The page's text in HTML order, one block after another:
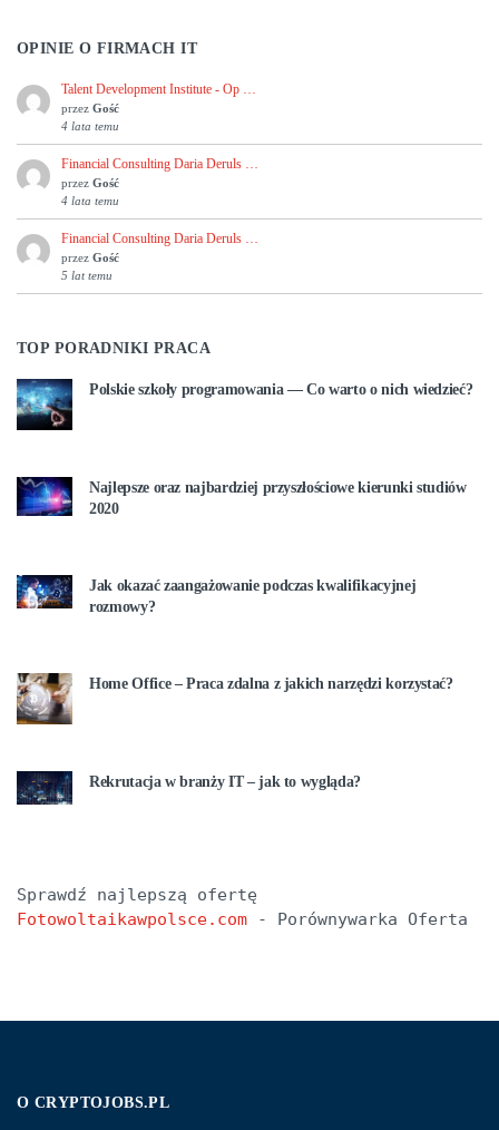
OPINIE O FIRMACH IT
Talent Development Institute - Op …
przez Gość
4 lata temu
Financial Consulting Daria Deruls …
przez Gość
4 lata temu
Financial Consulting Daria Deruls …
przez Gość
5 lat temu
TOP PORADNIKI PRACA
Polskie szkoły programowania — Co warto o nich wiedzieć?
Najlepsze oraz najbardziej przyszłościowe kierunki studiów
2020
Jak okazać zaangażowanie podczas kwalifikacyjnej
rozmowy?
Home Office – Praca zdalna z jakich narzędzi korzystać?
Rekrutacja w branży IT – jak to wygląda?
Fotowoltaikawpolsce.com - Porównywarka Oferta
O CRYPTOJOBS.PL